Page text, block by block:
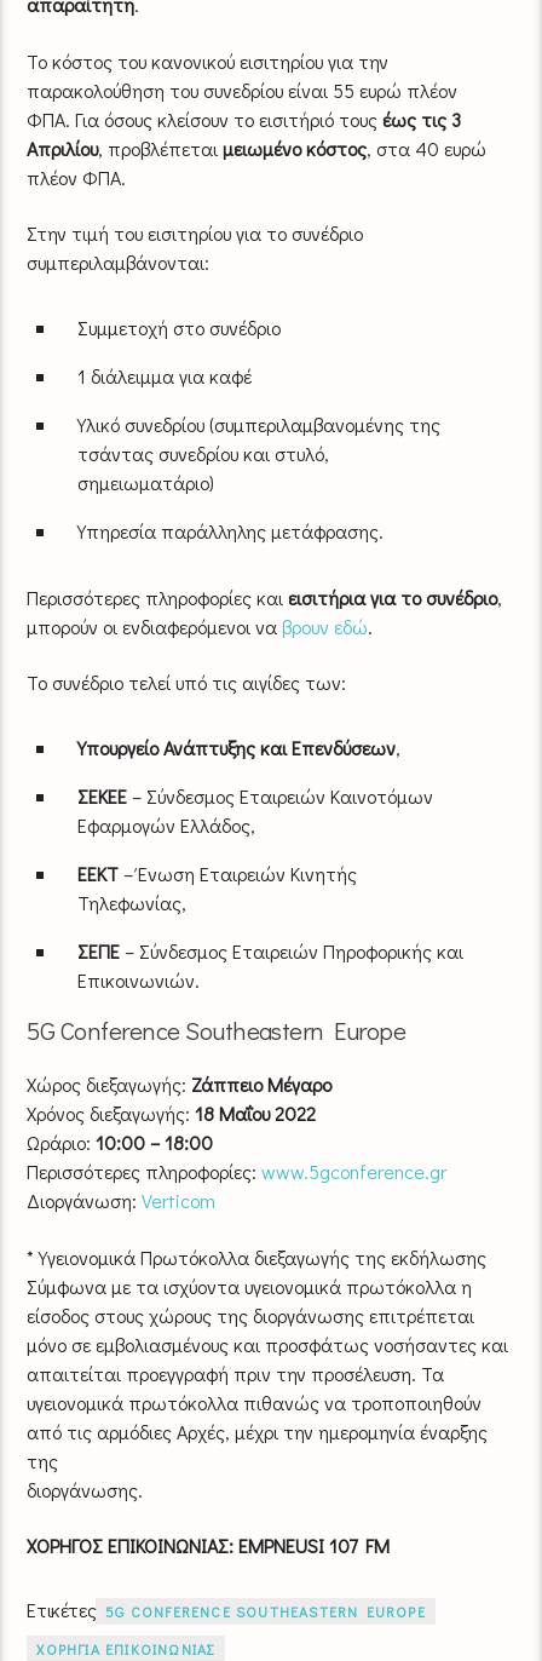
Το κόστος του κανονικού εισιτηρίου για την
παρακολούθηση του συνεδρίου είναι 55 ευρώ πλέον
ΦΠΑ. Για όσους κλείσουν το εισιτήριό τους έως τις 3
Απριλίου, προβλέπεταιμειωμένο κόστος, στα 40 ευρώ
πλέον ΦΠΑ.
Στην τιμή του εισιτηρίου για το συνέδριο
συμπεριλαμβάνονται:
Συμμετοχή στο συνέδριο
1 διάλειμμα για καφέ
Υλικό συνεδρίου (συμπεριλαμβανομένης της
τσάντας συνεδρίου και στυλό,
σημειωματάριο)
Υπηρεσία παράλληλης μετάφρασης.
Περισσότερες πληροφορίες και εισιτήρια για το συνέδριο,
μπορούν οι ενδιαφερόμενοι ναβρουν εδώ.
Το συνέδριο τελεί υπό τις αιγίδες των:
Υπουργείο Ανάπτυξης και Επενδύσεων,
ΣΕΚΕΕ – Σύνδεσμος Εταιρειών Καινοτόμων
Εφαρμογών Ελλάδος,
ΕΕΚΤ – Ένωση Εταιρειών Κινητής
Τηλεφωνίας,
ΣΕΠΕ – Σύνδεσμος Εταιρειών Πηροφορικής και
Επικοινωνιών.
5G Conference Southeastern Europe
Χώρος διεξαγωγής: Ζάππειο Μέγαρο
Χρόνος διεξαγωγής:18 Μαΐου 2022
Ωράριο:10:00 – 18:00
Περισσότερες πληροφορίες:www.5gconference.gr
Διοργάνωση:Verticom
* Υγειονομικά Πρωτόκολλα διεξαγωγής της εκδήλωσης
Σύμφωνα με τα ισχύοντα υγειονομικά πρωτόκολλα η
είσοδος στους χώρους της διοργάνωσης επιτρέπεται
μόνο σε εμβολιασμένους και προσφάτως νοσήσαντες και
απαιτείται προεγγραφή πριν την προσέλευση. Τα
υγειονομικά πρωτόκολλα πιθανώς να τροποποιηθούν
από τις αρμόδιες Αρχές, μέχρι την ημερομηνία έναρξης
της
διοργάνωσης.
ΧΟΡΗΓΟΣ ΕΠΙΚΟΙΝΩΝΙΑΣ: EMPNEUSI 107 FM
Ετικέτες 5G CONFERENCE SOUTHEASTERN EUROPE
ΧΟΡΗΓΙΑ ΕΠΙΚΟΙΝΩΝΙΑΣ